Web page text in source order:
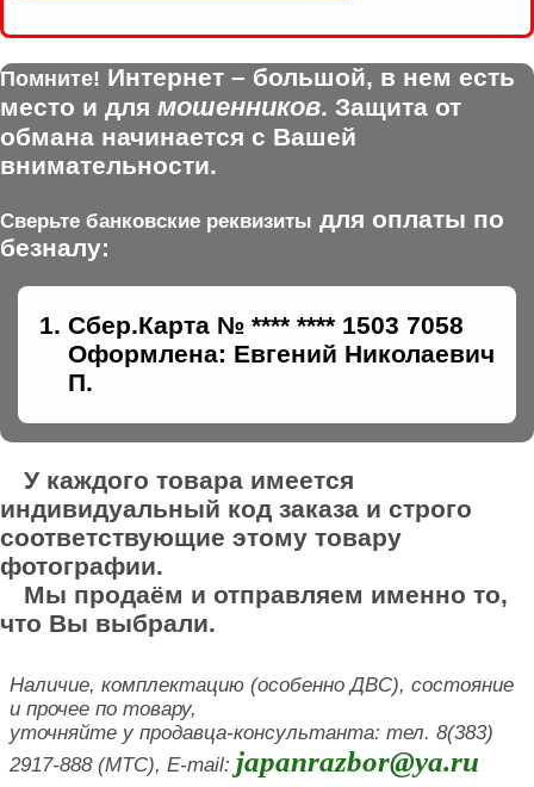
Помните! Интернет – большой, в нем есть
место и для мошенников. Защита от
обмана начинается с Вашей
внимательности.
Сверьте банковские реквизиты для оплаты по
безналу:
Сбер.Карта № **** **** 1503 7058
Оформлена: Евгений Николаевич
П.
У каждого товара имеется
индивидуальный код заказа и строго
соответствующие этому товару
фотографии.
Мы продаём и отправляем именно то,
что Вы выбрали.
Наличие, комплектацию (особенно ДВС), состояние
и прочее по товару,
уточняйте у продавца-консультанта: тел. 8(383)
2917-888 (МТС), E-mail: japanrazbor@ya.ru